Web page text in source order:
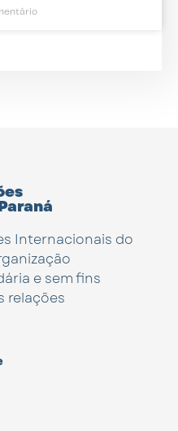
Internacionais do
e sem fins
relações